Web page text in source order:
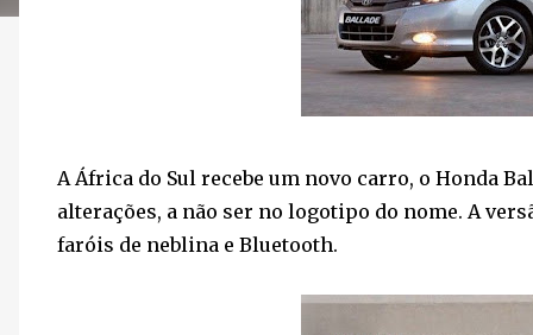
A África do Sul recebe um novo carro, o Honda
alterações, a não ser no logotipo do nome. A
faróis de neblina e Bluetooth.